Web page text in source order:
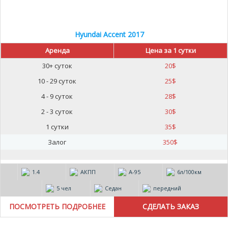
Hyundai Accent 2017
Аренда
Цена за 1 сутки
30+ суток
20$
10 - 29 суток
25$
4 - 9 суток
28$
2 - 3 суток
30$
1 сутки
35$
Залог
350$
1.4 АКПП А-95 6л/100км
5 чел Седан передний
ПОСМОТРЕТЬ ПОДРОБНЕЕ